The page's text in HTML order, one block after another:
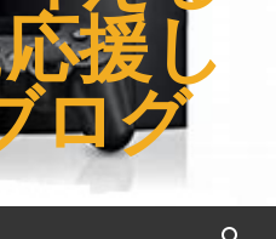
援し
ログ